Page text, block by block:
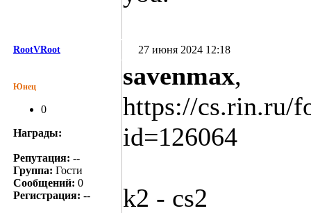
RootVRoot 27 июня 2024 12:18
Юнец
0
Награды:
Репутация: --
Группа: Гости
Сообщений: 0
Регистрация: --
savenmax,
https://cs.rin.ru/
id=126064
k2 - cs2